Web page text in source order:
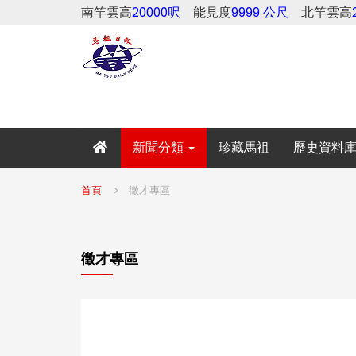
南竿雲高20000呎 能見度9999 公尺 北竿雲高
新聞分類 珍藏馬祖 歷史資料庫
首頁 徵才專區
徵才專區